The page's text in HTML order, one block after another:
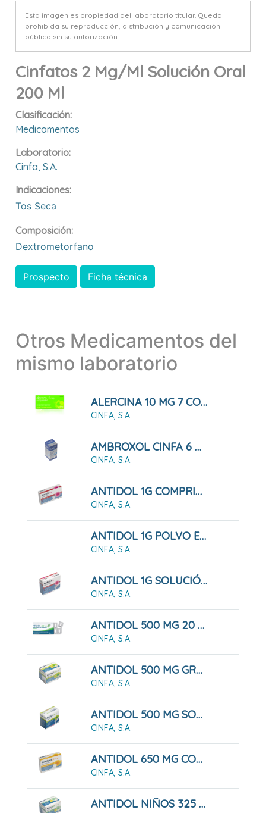
Esta imagen es propiedad del laboratorio titular. Queda
prohibida su reproducción, distribución y comunicación
pública sin su autorización.
Cinfatos 2 Mg/ml Solución Oral
200 Ml
Clasificación:
Medicamentos
Laboratorio:
Cinfa, S.a.
Indicaciones:
Tos Seca
Composición:
Dextrometorfano
Prospecto Ficha técnica
Otros Medicamentos del
mismo laboratorio
ALERCINA 10 MG 7 COMPRIMIDOS RECUBIERTOS
CINFA, S.A.
AMBROXOL CINFA 6 MG/ML JARABE
CINFA, S.A.
ANTIDOL 1G COMPRIMIDOS
CINFA, S.A.
ANTIDOL 1G POLVO EFERVESCENTE
CINFA, S.A.
ANTIDOL 1G SOLUCIÓN ORAL
CINFA, S.A.
ANTIDOL 500 MG 20 COMPRIMIDOS RECUBIERTOS
CINFA, S.A.
ANTIDOL 500 MG GRANULADO
CINFA, S.A.
ANTIDOL 500 MG SOLUCIÓN ORAL
CINFA, S.A.
ANTIDOL 650 MG COMPRIMIDOS
CINFA, S.A.
ANTIDOL NIÑOS 325 MG GRANULADO